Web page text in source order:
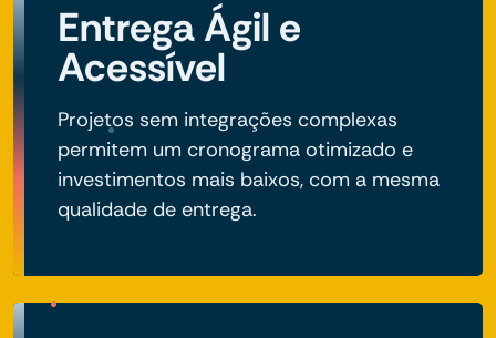
Entrega Ágil e
Acessível
Projetos sem integrações complexas
permitem um cronograma otimizado e
investimentos mais baixos, com a mesma
qualidade de entrega.